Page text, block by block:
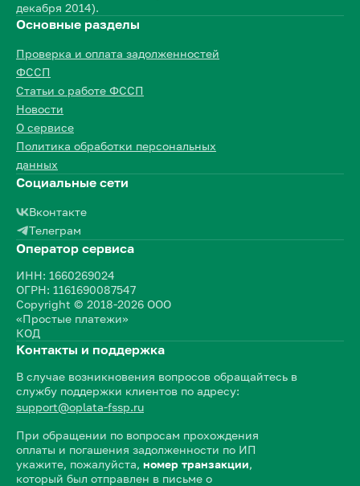
декабря 2014).
Основные разделы
Проверка и оплата задолженностей
ФССП
Статьи о работе ФССП
Новости
О сервисе
Политика обработки персональных
данных
Социальные сети
Вконтакте
Телеграм
Оператор сервиса
ИНН: 1660269024
ОГРН: 1161690087547
Copyright © 2018-2026 ООО
«Простые платежи»
КОД
Контакты и поддержка
В случае возникновения вопросов обращайтесь в
службу поддержки клиентов по адресу:
support@oplata-fssp.ru
При обращении по вопросам прохождения
оплаты и погашения задолженности по ИП
укажите, пожалуйста, номер транзакции,
который был отправлен в письме о